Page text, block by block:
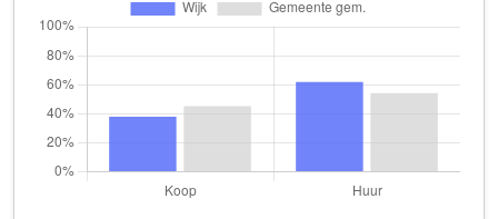
Arno Sijben Beeldend Kunstenaar
AZB Heuvelland
Penatenhof 90
Belfleur